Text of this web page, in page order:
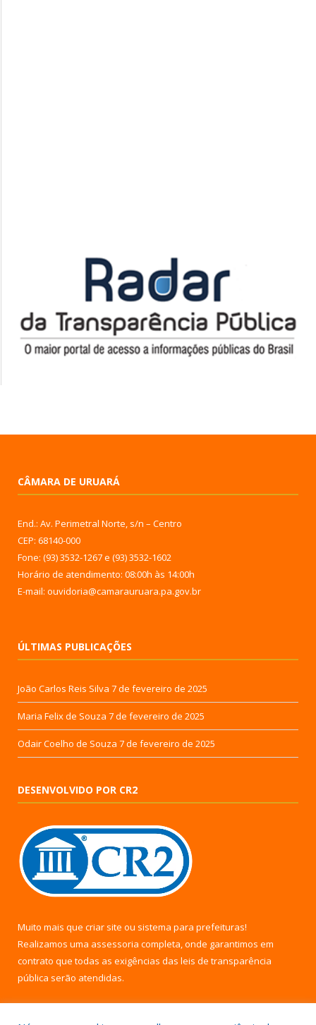
CÂMARA DE URUARÁ
End.: Av. Perimetral Norte, s/n – Centro
CEP: 68140-000
Fone: (93) 3532-1267 e (93) 3532-1602
Horário de atendimento: 08:00h às 14:00h
E-mail: ouvidoria@camarauruara.pa.gov.br
ÚLTIMAS PUBLICAÇÕES
João Carlos Reis Silva 7 de fevereiro de 2025
Maria Felix de Souza 7 de fevereiro de 2025
Odair Coelho de Souza 7 de fevereiro de 2025
DESENVOLVIDO POR CR2
Muito mais que criar site ou sistema para prefeituras!
Realizamos uma assessoria completa, onde garantimos em
contrato que todas as exigências das leis de transparência
pública serão atendidas.